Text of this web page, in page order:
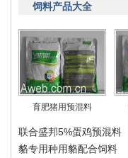
饲料产品大全
育肥猪用预混料
联合盛邦5%蛋鸡预混料
貉专用种用貉配合饲料